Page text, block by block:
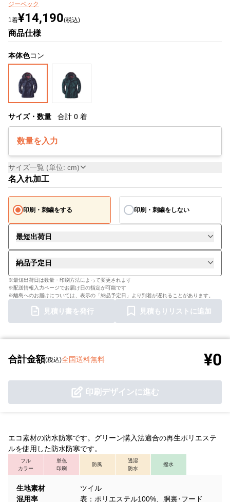
ジーベック
1着¥14,190(税込)
商品仕様
本体色コン
サイズ・数量 合計 0 着
数量を入力
サイズ一覧 (単位: cm)
名入れ加工
印刷・刺繍をする 印刷・刺繍をしない
最短出荷日
納品予定日
※最短出荷日は数量・印刷方法によって変更されます
※配送情報入力ページでお届け日の指定が可能です
※離島へのお届けについては、表示の「納品予定日」より到着が遅れることがあります。
見積り書を発行 見積もりリストに追加
合計金額(税込)全国送料無料 ¥0
印刷デザインに進む
エコ素材の防水防寒です。グリーン購入法適合の再生ポリエステ
ルを使用した防水防寒です。
フル
カラー
単色
印刷
防風
透湿
防水
撥水
生地素材
ツイル
混用率
表：ポリエステル100%、胴裏･フード